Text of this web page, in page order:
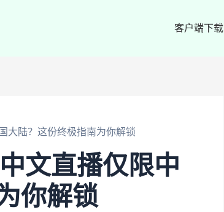
客户端下载
大陆？这份终极指南为你解锁
文直播仅限中
你解锁